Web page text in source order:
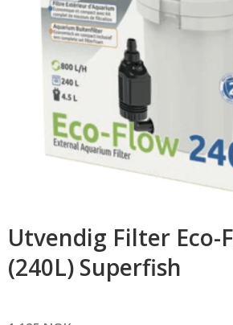
Utvendig Filter Eco-
(240L) Superfish